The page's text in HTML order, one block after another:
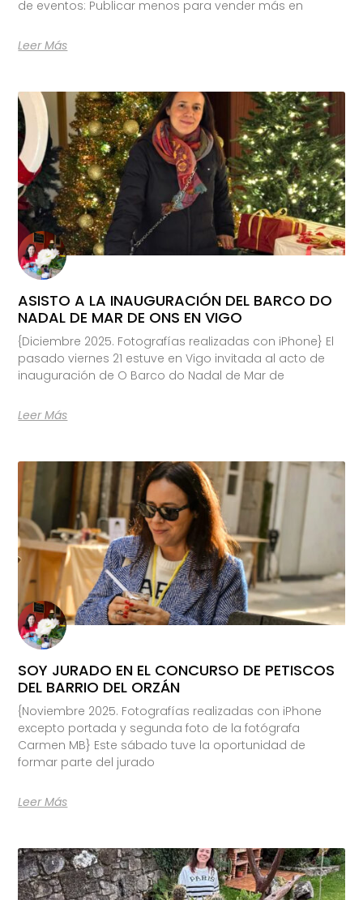
de eventos: Publicar menos para vender más en
Leer Más
ASISTO A LA INAUGURACIÓN DEL BARCO DO
NADAL DE MAR DE ONS EN VIGO
{Diciembre 2025. Fotografías realizadas con iPhone} El
pasado viernes 21 estuve en Vigo invitada al acto de
inauguración de O Barco do Nadal de Mar de
Leer Más
SOY JURADO EN EL CONCURSO DE PETISCOS
DEL BARRIO DEL ORZÁN
{Noviembre 2025. Fotografías realizadas con iPhone
excepto portada y segunda foto de la fotógrafa
Carmen MB} Este sábado tuve la oportunidad de
formar parte del jurado
Leer Más